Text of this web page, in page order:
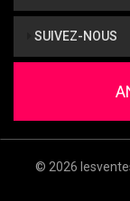
SUIVEZ-NOUS
© 2026